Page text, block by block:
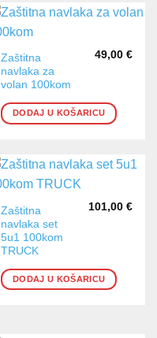
Zaštitna
navlaka za
volan 100kom
49,00 €
DODAJ U KOŠARICU
Zaštitna
navlaka set
5u1 100kom
TRUCK
101,00 €
DODAJ U KOŠARICU